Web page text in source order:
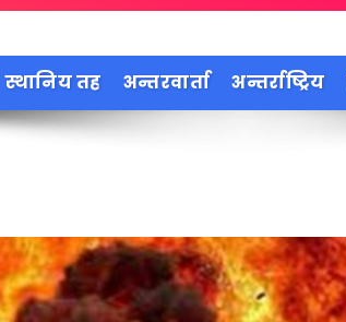
स्थानिय तह अन्तरवार्ता अन्तर्राष्ट्रिय